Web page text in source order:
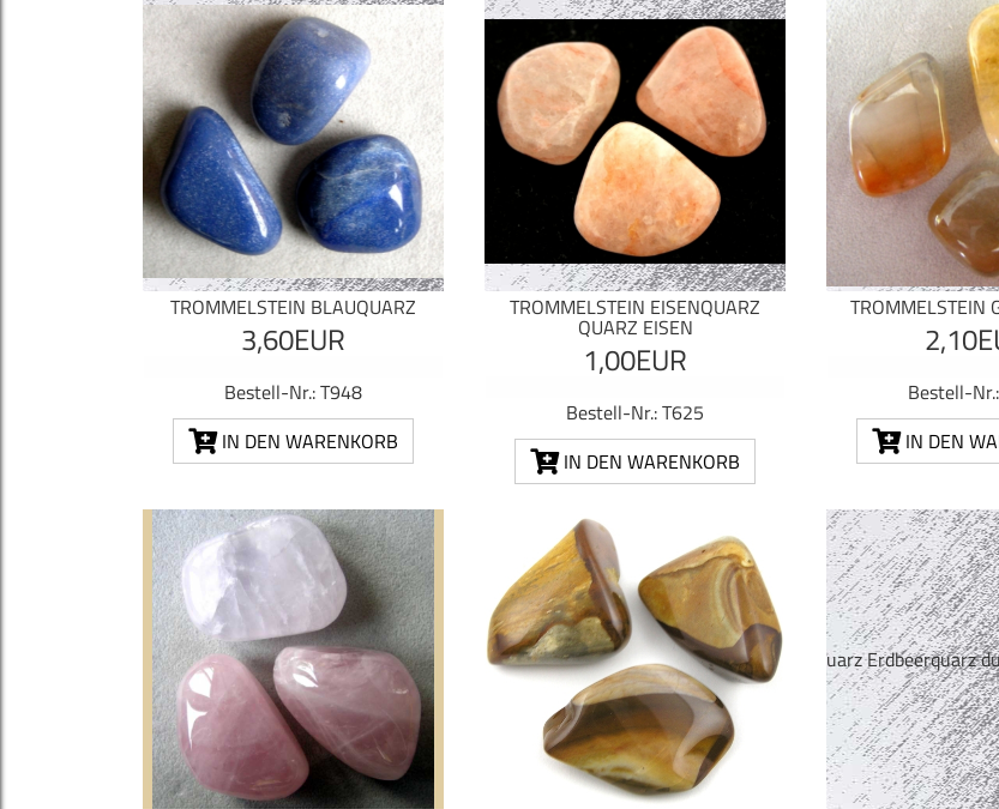
TROMMELSTEIN BLAUQUARZ
3,60EUR
Bestell-Nr.: T948
IN DEN WARENKORB
TROMMELSTEIN EISENQUARZ
QUARZ EISEN
1,00EUR
Bestell-Nr.: T625
IN DEN WARENKORB
TROMMELSTEIN
Bestell-
IN DEN